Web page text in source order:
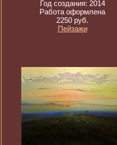
Год создания: 2014
Работа оформлена
2250 руб.
Пейзажи